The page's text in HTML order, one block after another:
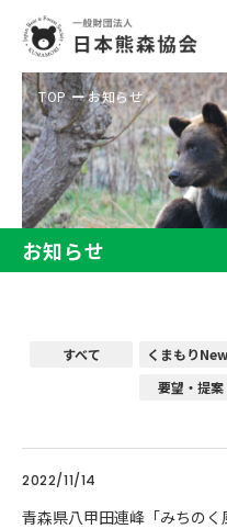
TOP お知らせ
お知らせ
すべて くまもり
要望・提案
2022/11/14
青森県八甲田連峰「みちの